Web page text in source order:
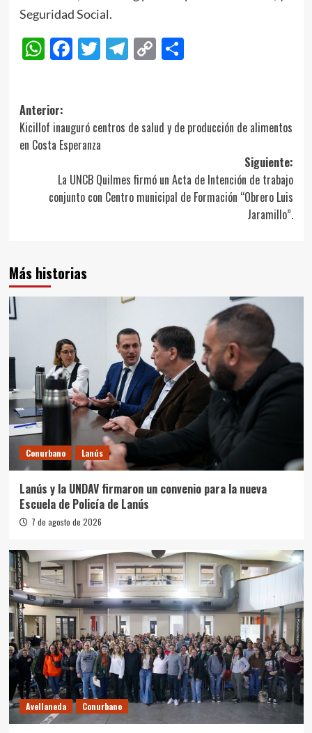
Seguridad Social.
WhatsApp
Facebook
Twitter
Telegram
CopyCompartir
Navegación
de
entradas
Anterior:
Kicillof inauguró centros de salud y de producción de alimentos
en Costa Esperanza
Siguiente:
La UNCB Quilmes firmó un Acta de Intención de trabajo
conjunto con Centro municipal de Formación “Obrero Luis
Jaramillo”.
Más historias
Conurbano Lanús
Lanús y la UNDAV firmaron un convenio para la nueva
Escuela de Policía de Lanús
7 de agosto de 2026
Avellaneda Conurbano